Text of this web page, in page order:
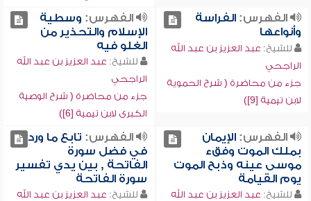
الفهرس:الفراسة
وأنواعها
للشيخ: عبد العزيز بن عبد الله
الراجحي
جزء من محاضرة ( شرح الحموية
لابن تيمية [9])
الفهرس: وسطية
الإسلام والتحذير من
الغلو فيه
للشيخ: عبد العزيز بن عبد الله
الراجحي
جزء من محاضرة ( شرح الوصية
الكبرى لابن تيمية [6])
الفهرس:الإيمان
بملك الموت وفقء
موسى عينه وذبح الموت
يوم القيامة
للشيخ: عبد العزيز بن عبد الله
الفهرس: تابع ما ورد
في فضل سورة
الفاتحة , بين يدي تفسير
سورة الفاتحة
للشيخ: عبد العزيز بن عبد الله